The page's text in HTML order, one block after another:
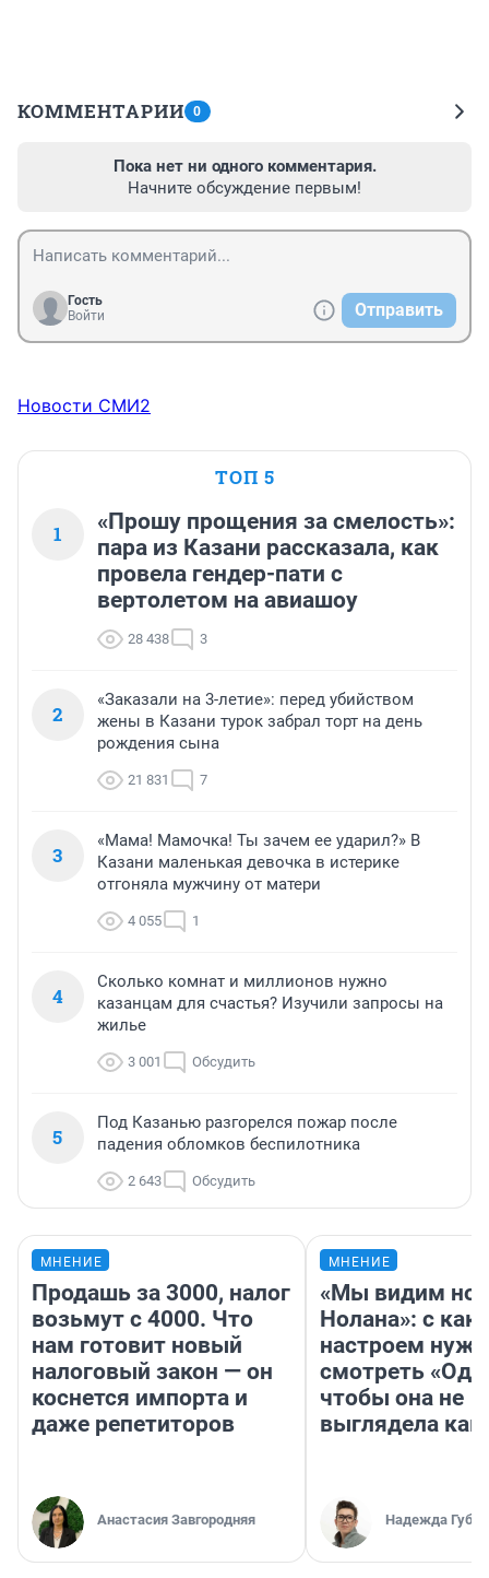
КОММЕНТАРИИ 0
Пока нет ни одного комментария.
Начните обсуждение первым!
Гость
Войти
Отправить
Новости СМИ2
ТОП 5
1
«Прошу прощения за смелость»:
пара из Казани рассказала, как
провела гендер-пати с
вертолетом на авиашоу
28 438 3
2
«Заказали на 3-летие»: перед убийством
жены в Казани турок забрал торт на день
рождения сына
21 831 7
3
«Мама! Мамочка! Ты зачем ее ударил?» В
Казани маленькая девочка в истерике
отгоняла мужчину от матери
4 055 1
4
Сколько комнат и миллионов нужно
казанцам для счастья? Изучили запросы на
жилье
3 001 Обсудить
5
Под Казанью разгорелся пожар после
падения обломков беспилотника
2 643 Обсудить
МНЕНИЕ
Продашь за 3000, налог
возьмут с 4000. Что
нам готовит новый
налоговый закон — он
коснется импорта и
даже репетиторов
Анастасия Завгородняя
МНЕНИЕ
«Мы видим
Нолана»: с
настроем
смотреть
чтобы она не
выглядела как
Надежда